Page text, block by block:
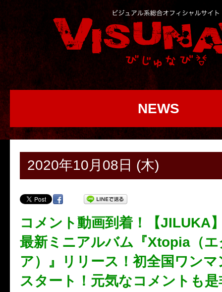
NEWS
2020年10月08日 (木)
コメント動画到着！【JILUKA
最新ミニアルバム『Xtopia（
ア）』リリース！初全国ワン
スタート！元気なコメントも